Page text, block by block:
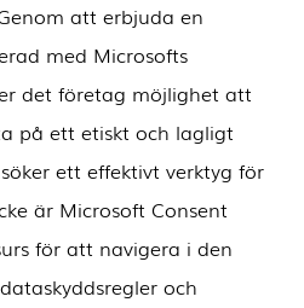
att erbjuda en
med Microsofts
det företag möjlighet att
på ett etiskt och lagligt
ett effektivt verktyg för
är Microsoft Consent
för att navigera i den
och